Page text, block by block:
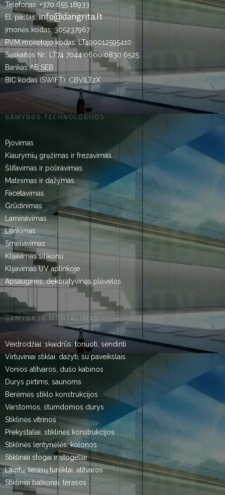
Telefonas: +370 655 18933
El. paštas:info@dangrita.lt
Įmonės kodas: 305237967
PVM mokėtojo kodas: LT100012595410
Sąskaitos Nr.: LT74 7044 0600 0830 6525
Bankas AB SEB
BIC kodas (SWIFT): CBVILT2X
GAMYBOS TECHNOLOGIJOS
Pjovimas
Kiaurymių gręžimas ir frezavimas
Šlifavimas ir poliravimas
Matinimas ir dažymas
Facetavimas
Grūdinimas
Laminavimas
Lenkimas
Smėliavimas
Klijavimas silikonu
Klijavimas UV aplinkoje
Apsauginės, dekoratyvinės plėvelės
GAMYBA IR MONTAVIMAS
Veidrodžiai: skaidrūs, tonuoti, sendinti
Virtuviniai stiklai: dažyti, su paveikslais
Vonios atitvaros, dušo kabinos
Durys pirtims, saunoms
Berėmės stiklo konstrukcijos
Varstomos, stumdomos durys
Stiklinės vitrinos
Prekystaliai, stiklinės konstrukcijos
Stiklinės lentynėlės, kolonos
Stikliniai stogai ir stogeliai
Laiptų, terasų turėklai, atitvaros
Stikliniai balkonai, terasos